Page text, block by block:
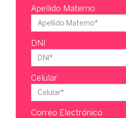
Apellido Materno
DNI
Celular
Correo Electrónico